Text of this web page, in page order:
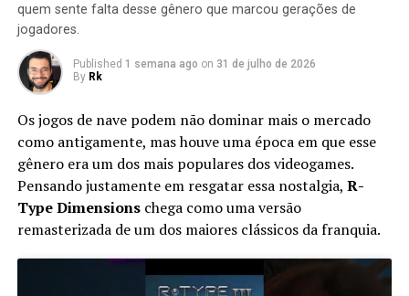
Ele voltou em coletâneas comoSonic Gems Collection
mas nunca foi levado a sério. Um clássico esquecido.
Sonic Battle – Lutinha no GBA com
drama e confusão
Apesar do foco na experiência solo, o multiplayer
continua presente. Você pode chamar amigos para
participar das missões ou entrar nas salas de outros
quem sente falta desse gênero que marcou gerações de
jogadores.
Published 1 semana ago on 31 de julho de 2026
By Rk
Os jogos de nave podem não dominar mais o mercado
como antigamente, mas houve uma época em que esse
gênero era um dos mais populares dos videogames.
Pensando justamente em resgatar essa nostalgia, R-
Type Dimensionschega como uma versão
remasterizada de um dos maiores clássicos da franquia.